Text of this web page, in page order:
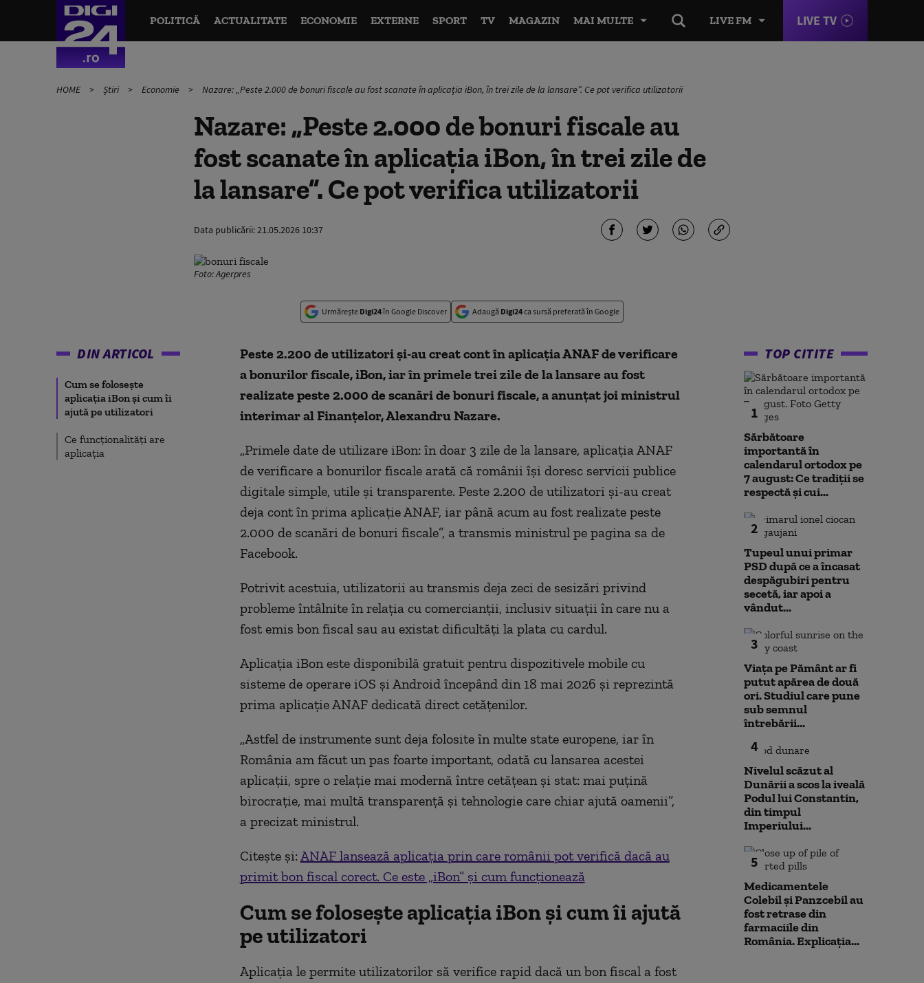
LIVE FM LIVE TV
POLITICĂ ACTUALITATE ECONOMIE EXTERNE SPORT TV MAGAZIN MAI MULTE
HOME Știri Economie Nazare: „Peste 2.000 de bonuri fiscale au fost scanate în aplicația iBon, în trei zile de la lansare”. Ce pot verifica utilizatorii
Nazare: „Peste 2.000 de bonuri fiscale au
fost scanate în aplicația iBon, în trei zile de
la lansare”. Ce pot verifica utilizatorii
Data publicării:21.05.2026 10:37
Foto: Agerpres
Urmărește Digi24în Google Discover Adaugă Digi24ca sursă preferată în Google
DIN ARTICOL
Cum se folosește
aplicația iBon și cum îi
ajută pe utilizatori
Ce funcționalități are
aplicația
Peste 2.200 de utilizatori și-au creat cont în aplicația ANAF de verificare
a bonurilor fiscale, iBon, iar în primele trei zile de la lansare au fost
realizate peste 2.000 de scanări de bonuri fiscale, a anunțat joi ministrul
interimar al Finanțelor, Alexandru Nazare.
„Primele date de utilizare iBon: în doar 3 zile de la lansare, aplicația ANAF
de verificare a bonurilor fiscale arată că românii își doresc servicii publice
digitale simple, utile și transparente. Peste 2.200 de utilizatori și-au creat
deja cont în prima aplicație ANAF, iar până acum au fost realizate peste
2.000 de scanări de bonuri fiscale”, a transmis ministrul pe pagina sa de
Facebook.
Potrivit acestuia, utilizatorii au transmis deja zeci de sesizări privind
probleme întâlnite în relația cu comercianții, inclusiv situații în care nu a
fost emis bon fiscal sau au existat dificultăți la plata cu cardul.
Aplicația iBon este disponibilă gratuit pentru dispozitivele mobile cu
sisteme de operare iOS și Android începând din 18 mai 2026 și reprezintă
prima aplicație ANAF dedicată direct cetățenilor.
„Astfel de instrumente sunt deja folosite în multe state europene, iar în
România am făcut un pas foarte important, odată cu lansarea acestei
aplicații, spre o relație mai modernă între cetățean și stat: mai puțină
birocrație, mai multă transparență și tehnologie care chiar ajută oamenii”,
a precizat ministrul.
Citește și: ANAF lansează aplicația prin care românii pot verifică dacă au
primit bon fiscal corect. Ce este „iBon” și cum funcționează
Cum se folosește aplicația iBon și cum îi ajută
pe utilizatori
Aplicația le permite utilizatorilor să verifice rapid dacă un bon fiscal a fost
TOP CITITE
1
Sărbătoare
importantă în
calendarul ortodox pe
7 august: Ce tradiții se
respectă și cui...
2
Tupeul unui primar
PSD după ce a încasat
despăgubiri pentru
secetă, iar apoi a
vândut...
3
Viața pe Pământ ar fi
putut apărea de două
ori. Studiul care pune
sub semnul
întrebării...
4
Nivelul scăzut al
Dunării a scos la iveală
Podul lui Constantin,
din timpul
Imperiului...
5
Medicamentele
Colebil și Panzcebil au
fost retrase din
farmaciile din
România. Explicația...